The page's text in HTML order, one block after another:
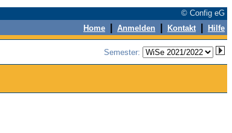
© Config eG
Home Anmelden Kontakt Hilfe
Semester: